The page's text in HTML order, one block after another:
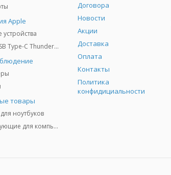
Apple
Кабеля USB Type-C Thunderbolt 3/4/5
товары
ноутбуков
Комплектующие для компьютеров
Договора
Новости
Акции
Доставка
Оплата
Контакты
Политика
конфидициальности